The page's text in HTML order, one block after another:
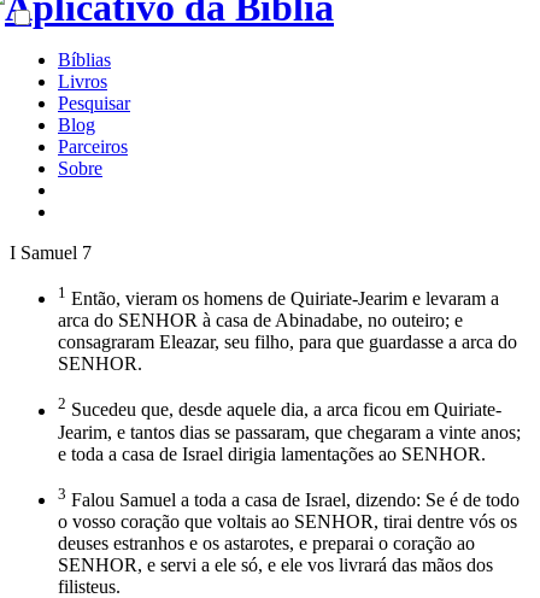
Bíblias
Livros
Pesquisar
Blog
Parceiros
Sobre
I Samuel 7
1 Então, vieram os homens de Quiriate-Jearim e levaram a
arca do SENHOR à casa de Abinadabe, no outeiro; e
consagraram Eleazar, seu filho, para que guardasse a arca do
SENHOR.
2 Sucedeu que, desde aquele dia, a arca ficou em Quiriate-
Jearim, e tantos dias se passaram, que chegaram a vinte anos;
e toda a casa de Israel dirigia lamentações ao SENHOR.
3 Falou Samuel a toda a casa de Israel, dizendo: Se é de todo
o vosso coração que voltais ao SENHOR, tirai dentre vós os
deuses estranhos e os astarotes, e preparai o coração ao
SENHOR, e servi a ele só, e ele vos livrará das mãos dos
filisteus.